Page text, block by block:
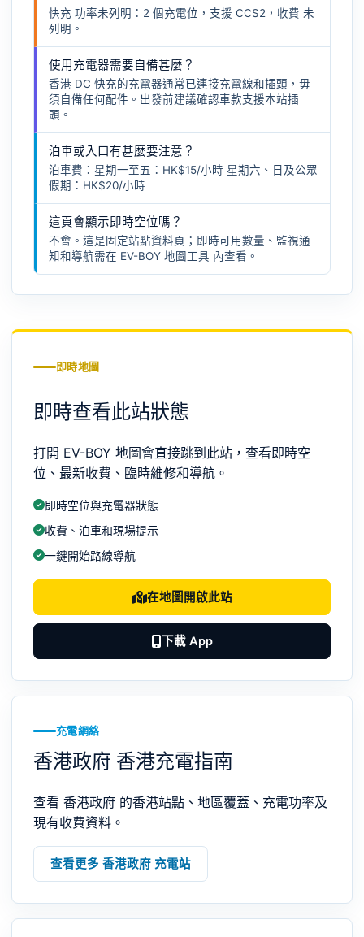
快充 功率未列明：2 個充電位，支援 CCS2，收費 未
列明。
使用充電器需要自備甚麼？
香港 DC 快充的充電器通常已連接充電線和插頭，毋
須自備任何配件。出發前建議確認車款支援本站插
頭。
泊車或入口有甚麼要注意？
泊車費：星期一至五：HK$15/小時 星期六、日及公眾
假期：HK$20/小時
這頁會顯示即時空位嗎？
不會。這是固定站點資料頁；即時可用數量、監視通
知和導航需在 EV-BOY 地圖工具 內查看。
即時地圖
即時查看此站狀態
打開 EV-BOY 地圖會直接跳到此站，查看即時空
位、最新收費、臨時維修和導航。
即時空位與充電器狀態
收費、泊車和現場提示
一鍵開始路線導航
在地圖開啟此站
下載 App
充電網絡
香港政府 香港充電指南
查看 香港政府 的香港站點、地區覆蓋、充電功率及
現有收費資料。
查看更多 香港政府 充電站